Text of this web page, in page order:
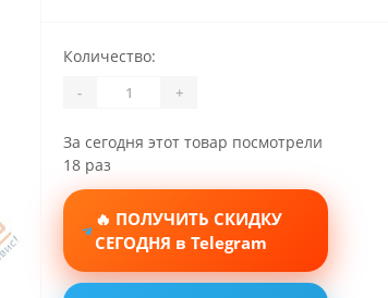
Количество:
- +
За сегодня этот товар посмотрели
18 раз
🔥 ПОЛУЧИТЬ СКИДКУ
СЕГОДНЯ в Telegram